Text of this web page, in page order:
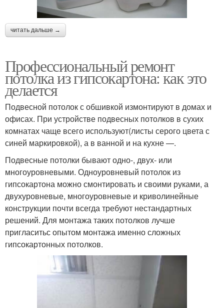
читать дальше →
Профессиональный ремонт
потолка из гипсокартона: как это
делается
Подвесной потолок с обшивкой измонтируют в домах и
офисах. При устройстве подвесных потолков в сухих
комнатах чаще всего используют(листы серого цвета с
синей маркировкой), а в ванной и на кухне —.
Подвесные потолки бывают одно-, двух- или
многоуровневыми. Одноуровневый потолок из
гипсокартона можно смонтировать и своими руками, а
двухуровневые, многоуровневые и криволинейные
конструкции почти всегда требуют нестандартных
решений. Для монтажа таких потолков лучше
пригласитьс опытом монтажа именно сложных
гипсокартонных потолков.